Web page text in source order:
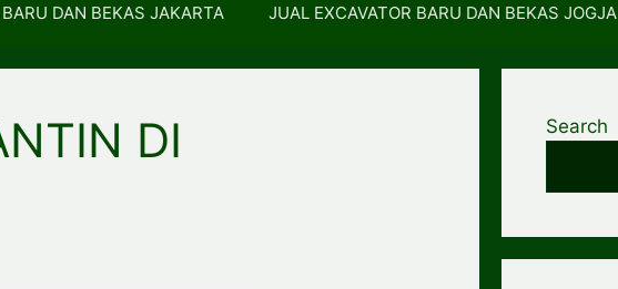
DAN BEKAS JAKARTA JUAL EXCAVATOR BARU DAN BEKAS JOGJA
DI
Search